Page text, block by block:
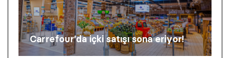
Carrefour’da içki satışı sona eriyor!